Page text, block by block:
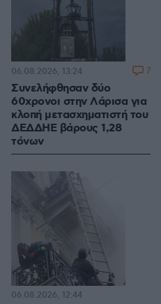
Συνελήφθησαν δύο
60χρονοι στην Λάρισα για
κλοπή μετασχηματιστή του
ΔΕΔΔΗΕ βάρους 1,28
τόνων
06.08.2026, 13:24 7
06.08.2026, 12:44